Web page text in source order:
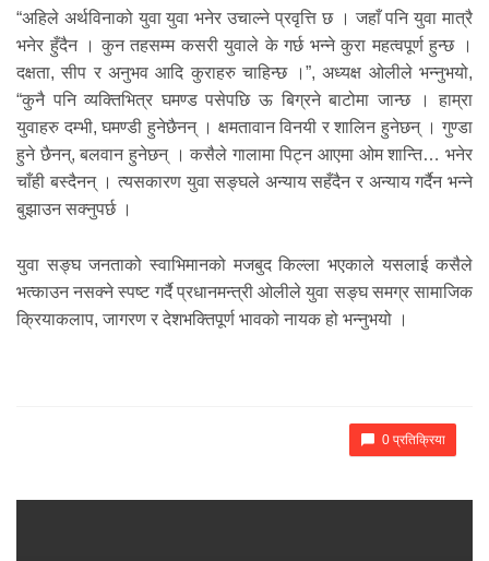
“अहिले अर्थविनाको युवा युवा भनेर उचाल्ने प्रवृत्ति छ । जहाँ पनि युवा मात्रै
भनेर हुँदैन । कुन तहसम्म कसरी युवाले के गर्छ भन्ने कुरा महत्वपूर्ण हुन्छ ।
दक्षता, सीप र अनुभव आदि कुराहरु चाहिन्छ ।”, अध्यक्ष ओलीले भन्नुभयो,
“कुनै पनि व्यक्तिभित्र घमण्ड पसेपछि ऊ बिग्रने बाटोमा जान्छ । हाम्रा
युवाहरु दम्भी, घमण्डी हुनेछैनन् । क्षमतावान विनयी र शालिन हुनेछन् । गुण्डा
हुने छैनन्, बलवान हुनेछन् । कसैले गालामा पिट्न आएमा ओम शान्ति… भनेर
चाँही बस्दैनन् । त्यसकारण युवा सङ्घले अन्याय सहँदैन र अन्याय गर्दैन भन्ने
बुझाउन सक्नुपर्छ ।
युवा सङ्घ जनताको स्वाभिमानको मजबुद किल्ला भएकाले यसलाई कसैले
भत्काउन नसक्ने स्पष्ट गर्दै प्रधानमन्त्री ओलीले युवा सङ्घ समग्र सामाजिक
क्रियाकलाप, जागरण र देशभक्तिपूर्ण भावको नायक हो भन्नुभयो ।
0 प्रतिक्रिया